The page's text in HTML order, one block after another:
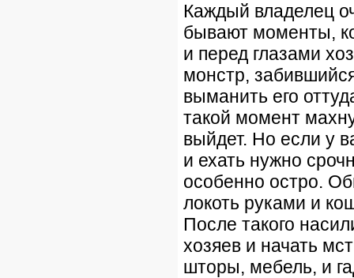
Каждый владелец
бывают моменты,
и перед глазами
монстр,
выманить его
такой момент
выйдет. Но если у
и ехать нужно
особенно остро.
локоть руками и
После такого
хозяев и начать
шторы, мебель, и